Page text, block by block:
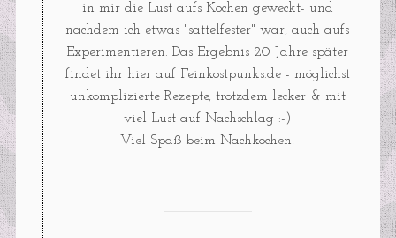
in mir die Lust aufs Kochen geweckt- und
nachdem ich etwas "sattelfester" war, auch aufs
Experimentieren. Das Ergebnis 20 Jahre später
findet ihr hier auf Feinkostpunks.de - möglichst
unkomplizierte Rezepte, trotzdem lecker & mit
viel Lust auf Nachschlag :-)
Viel Spaß beim Nachkochen!